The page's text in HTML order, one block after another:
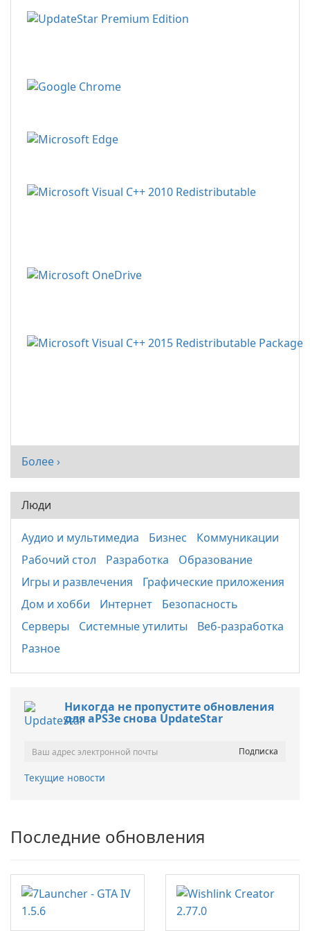
Более ›
Люди
Аудио и мультимедиа Бизнес
Коммуникации
Рабочий стол
Разработка
Образование
Игры и развлечения
Графические приложения
Дом и хобби
Интернет
Безопасность
Серверы
Системные утилиты
Веб-разработка
Разное
Никогда не пропустите обновления
для aPS3e снова UpdateStar
Текущие новости
Последние обновления